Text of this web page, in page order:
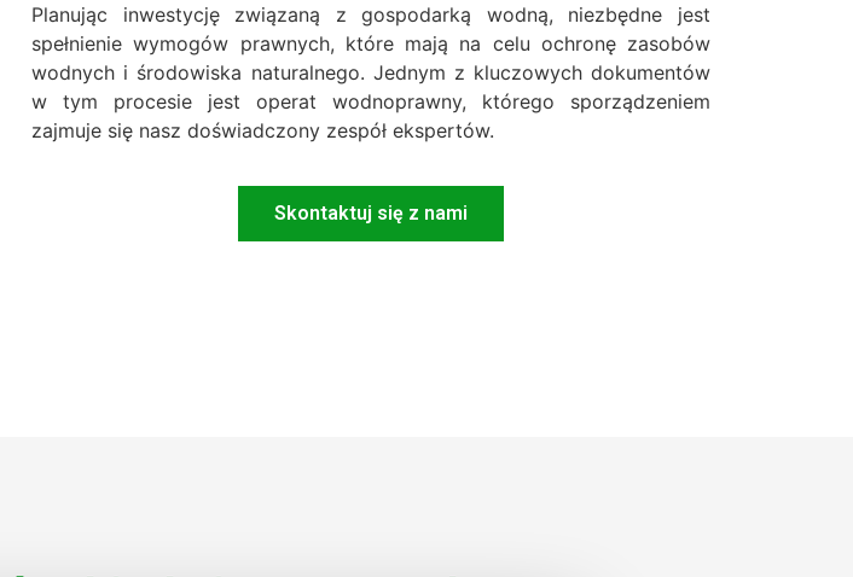
Planując inwestycję związaną z gospodarką wodną, niezbędne jest
spełnienie wymogów prawnych, które mają na celu ochronę zasobów
wodnych i środowiska naturalnego. Jednym z kluczowych dokumentów
w tym procesie jest operat wodnoprawny, którego sporządzeniem
zajmuje się nasz doświadczony zespół ekspertów.
Skontaktuj się z nami